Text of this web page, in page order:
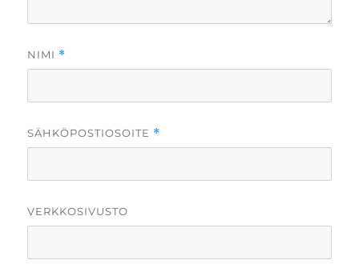
NIMI *
SÄHKÖPOSTIOSOITE *
VERKKOSIVUSTO